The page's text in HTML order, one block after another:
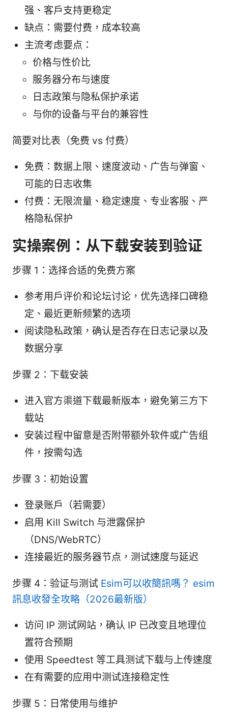
强、客户支持更稳定
缺点：需要付费，成本较高
主流考虑要点：
价格与性价比
服务器分布与速度
日志政策与隐私保护承诺
与你的设备与平台的兼容性
简要对比表（免费 vs 付费）
免费：数据上限、速度波动、广告与弹窗、
可能的日志收集
付费：无限流量、稳定速度、专业客服、严
格隐私保护
实操案例：从下载安装到验证
步骤 1：选择合适的免费方案
参考用户评价和论坛讨论，优先选择口碑稳
定、最近更新频繁的选项
阅读隐私政策，确认是否存在日志记录以及
数据分享
步骤 2：下载安装
进入官方渠道下载最新版本，避免第三方下
载站
安装过程中留意是否附带额外软件或广告组
件，按需勾选
步骤 3：初始设置
登录账户（若需要）
启用 Kill Switch 与泄露保护
（DNS/WebRTC）
连接最近的服务器节点，测试速度与延迟
步骤 4：验证与测试 Esim可以收簡訊嗎？ esim
訊息收發全攻略（2026最新版）
访问 IP 测试网站，确认 IP 已改变且地理位
置符合预期
使用 Speedtest 等工具测试下载与上传速度
在有需要的应用中测试连接稳定性
步骤 5：日常使用与维护